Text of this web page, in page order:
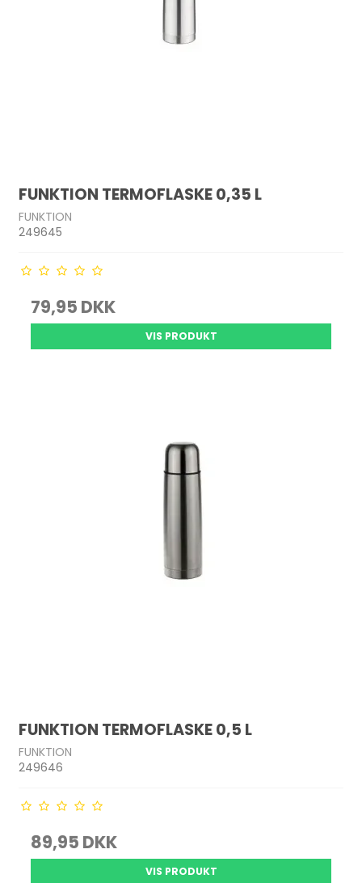
FUNKTION TERMOFLASKE 0,35 L
FUNKTION
249645
79,95 DKK
VIS PRODUKT
FUNKTION TERMOFLASKE 0,5 L
FUNKTION
249646
89,95 DKK
VIS PRODUKT